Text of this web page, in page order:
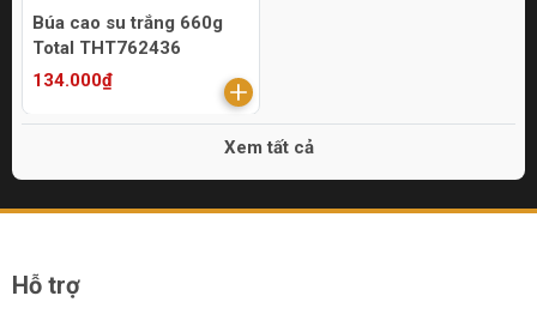
Búa cao su trắng 660g
Total THT762436
134.000₫
Xem tất cả
Hỗ trợ